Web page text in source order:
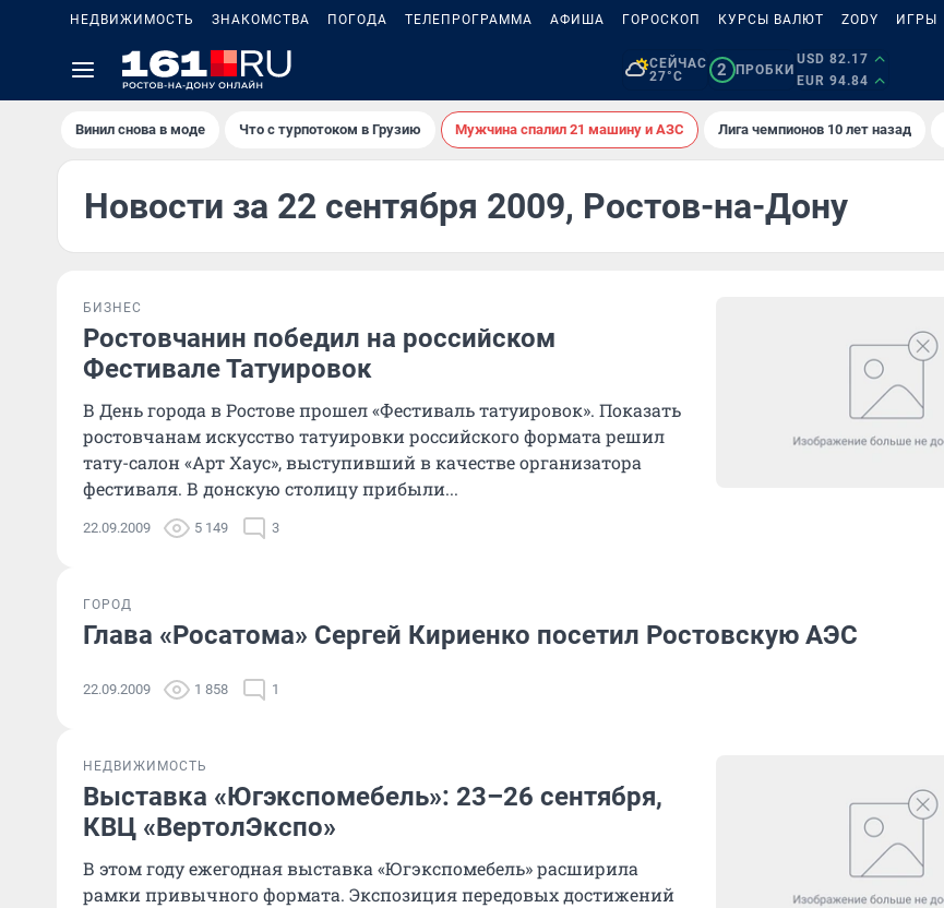
НЕДВИЖИМОСТЬ ЗНАКОМСТВА ПОГОДА ТЕЛЕПРОГРАММА АФИША ГОРОСКОП КУРСЫ ВАЛЮТ ZODY ИГРЫ
СЕЙЧАС
27°C
2 ПРОБКИ
USD 82.17
EUR 94.84
Винил снова в моде Что с турпотоком в Грузию Мужчина спалил 21 машину и АЗС Лига чемпионов 10 лет назад
Новости за 22 сентября 2009, Ростов-на-Дону
БИЗНЕС
Ростовчанин победил на российском
Фестивале Татуировок
В День города в Ростове прошел «Фестиваль татуировок». Показать
ростовчанам искусство татуировки российского формата решил
тату-салон «Арт Хаус», выступивший в качестве организатора
фестиваля. В донскую столицу прибыли...
22.09.2009 5 149 3
ГОРОД
Глава «Росатома» Сергей Кириенко посетил Ростовскую АЭС
22.09.2009 1 858 1
НЕДВИЖИМОСТЬ
Выставка «Югэкспомебель»: 23–26 сентября,
КВЦ «ВертолЭкспо»
В этом году ежегодная выставка «Югэкспомебель» расширила
рамки привычного формата. Экспозиция передовых достижений